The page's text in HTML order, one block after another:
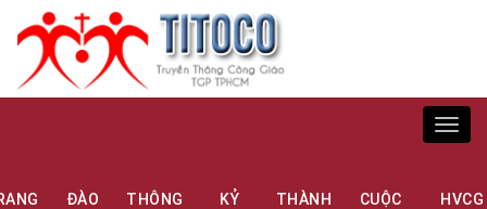
ĐÀO
THÔNG
KỶ
THÀNH
CUỘC
HVCG